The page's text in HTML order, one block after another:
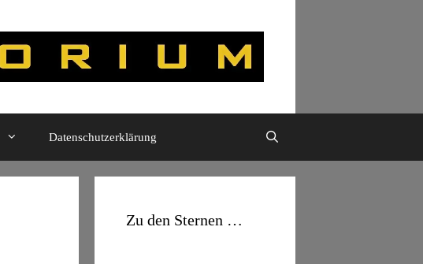
Datenschutzerklärung
Zu den Sternen …